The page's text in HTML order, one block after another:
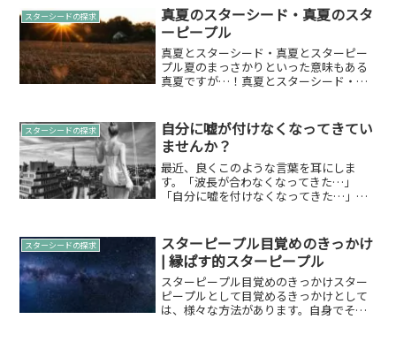
ターピープルとは、外宇宙人間として地
球に転生した宇宙人や天使...
スターシードの探求
真夏のスターシード・真夏のスタ
ーピープル
真夏とスターシード・真夏とスターピー
プル夏のまっさかりといった意味もある
真夏ですが…！真夏とスターシード・真
のものに興味があるって言うスターシー
ド・スターピープルがいる...
スターシードの探求
自分に嘘が付けなくなってきてい
ませんか？
最近、良くこのような言葉を耳にしま
す。「波長が合わなくなってきた…」
「自分に嘘を付けなくなってきた…」
著に現れているようですね…。この記事
はスターピープル（スターシ...
スターシードの探求
スターピープル目覚めのきっかけ
| 縁ぱす的スターピープル
スターピープル目覚めのきっかけスター
ピープルとして目覚めるきっかけとして
は、様々な方法があります。自身でそう